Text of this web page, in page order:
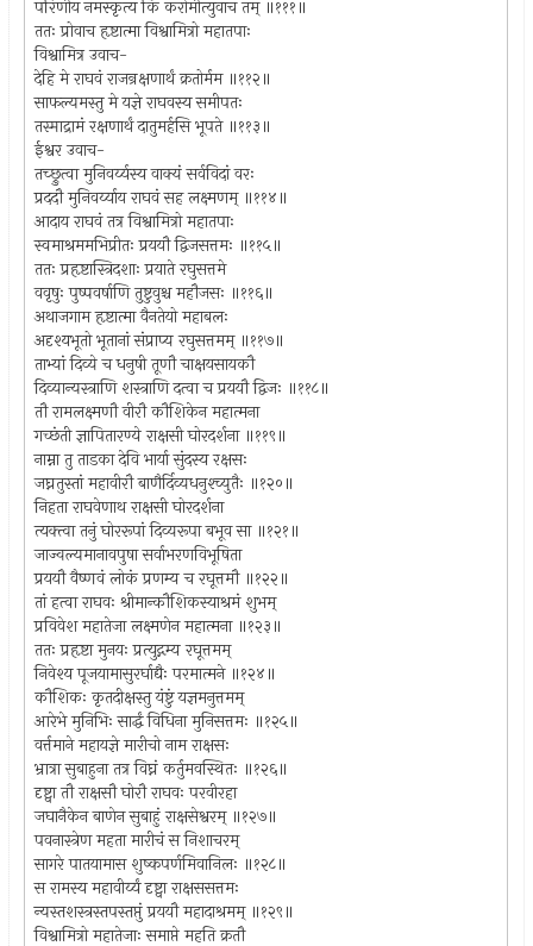
परिणीय नमस्कृत्य किं करोमीत्युवाच तम् ॥१११॥
ततः प्रोवाच हृष्टात्मा विश्वामित्रो महातपाः
विश्वामित्र उवाच-
देहि मे राघवं राजन्रक्षणार्थं क्रतोर्मम ॥११२॥
साफल्यमस्तु मे यज्ञे राघवस्य समीपतः
तस्माद्रामं रक्षणार्थं दातुमर्हसि भूपते ॥११३॥
ईश्वर उवाच-
तच्छ्रुत्वा मुनिवर्य्यस्य वाक्यं सर्वविदां वरः
प्रददौ मुनिवर्य्याय राघवं सह लक्ष्मणम् ॥११४॥
आदाय राघवं तत्र विश्वामित्रो महातपाः
स्वमाश्रममभिप्रीतः प्रययौ द्विजसत्तमः ॥११५॥
ततः प्रहृष्टास्त्रिदशाः प्रयाते रघुसत्तमे
ववृषुः पुष्पवर्षाणि तुष्टुवुश्च महौजसः ॥११६॥
अथाजगाम हृष्टात्मा वैनतेयो महाबलः
अदृश्यभूतो भूतानां संप्राप्य रघुसत्तमम् ॥११७॥
ताभ्यां दिव्ये च धनुषी तूणौ चाक्षयसायकौ
दिव्यान्यस्त्राणि शस्त्राणि दत्वा च प्रययौ द्विजः ॥११८॥
तौ रामलक्ष्मणौ वीरौ कौशिकेन महात्मना
गच्छंती ज्ञापितारण्ये राक्षसी घोरदर्शना ॥११९॥
नाम्ना तु ताडका देवि भार्या सुंदस्य रक्षसः
जघ्नतुस्तां महावीरौ बाणैर्दिव्यधनुश्च्युतैः ॥१२०॥
निहता राघवेणाथ राक्षसी घोरदर्शना
त्यक्त्वा तनुं घोररूपां दिव्यरूपा बभूव सा ॥१२१॥
जाज्वल्यमानावपुषा सर्वाभरणविभूषिता
प्रययौ वैष्णवं लोकं प्रणम्य च रघूत्तमौ ॥१२२॥
तां हत्वा राघवः श्रीमान्कौशिकस्याश्रमं शुभम्
प्रविवेश महातेजा लक्ष्मणेन महात्मना ॥१२३॥
ततः प्रहृष्टा मुनयः प्रत्युद्गम्य रघूत्तमम्
निवेश्य पूजयामासुरर्घाद्यैः परमात्मने ॥१२४॥
कौशिकः कृतदीक्षस्तु यंष्टुं यज्ञमनुत्तमम्
आरेभे मुनिभिः सार्द्धं विधिना मुनिसत्तमः ॥१२५॥
वर्त्तमाने महायज्ञे मारीचो नाम राक्षसः
भ्रात्रा सुबाहुना तत्र विघ्नं कर्तुमवस्थितः ॥१२६॥
दृष्ट्वा तौ राक्षसौ घोरौ राघवः परवीरहा
जघानैकेन बाणेन सुबाहुं राक्षसेश्वरम् ॥१२७॥
पवनास्त्रेण महता मारीचं स निशाचरम्
सागरे पातयामास शुष्कपर्णमिवानिलः ॥१२८॥
स रामस्य महावीर्य्यं दृष्ट्वा राक्षससत्तमः
न्यस्तशस्त्रस्तपस्तप्तुं प्रययौ महादाश्रमम् ॥१२९॥
विश्वामित्रो महातेजाः समाप्ते महति क्रतौ